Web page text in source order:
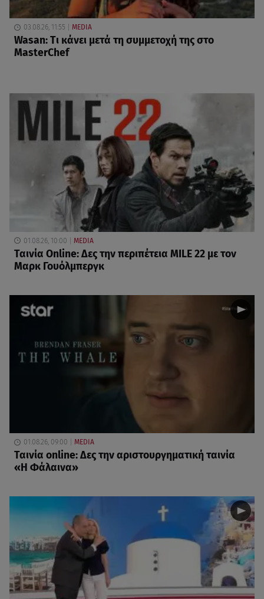
03.08.26, 11:55 MEDIA
Wasan: Tι κάνει μετά τη συμμετοχή της στο
MasterChef
01.08.26, 10:00 MEDIA
Ταινία Online: Δες την περιπέτεια MILE 22 με τον
Μαρκ Γουόλμπεργκ
01.08.26, 09:00 MEDIA
Ταινία online: Δες την αριστουργηματική ταινία
«Η Φάλαινα»